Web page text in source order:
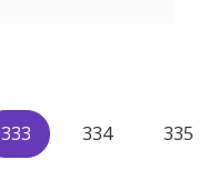
333 334 335